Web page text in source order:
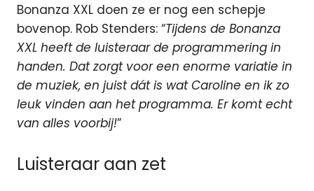
Bonanza XXL doen ze er nog een schepje
bovenop. Rob Stenders: “Tijdens de Bonanza
XXL heeft de luisteraar de programmering in
handen. Dat zorgt voor een enorme variatie in
de muziek, en juist dát is wat Caroline en ik zo
leuk vinden aan het programma. Er komt echt
van alles voorbij!”
Luisteraar aan zet